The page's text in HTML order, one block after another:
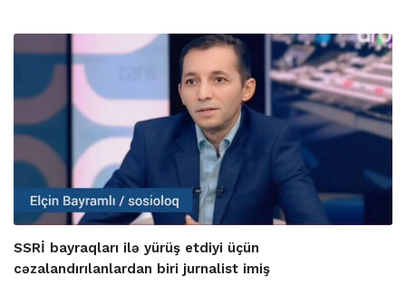
SSRİ bayraqları ilə yürüş etdiyi üçün
cəzalandırılanlardan biri jurnalist imiş